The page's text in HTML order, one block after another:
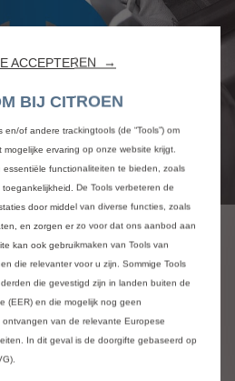
ACCEPTEREN →
BIJ CITROEN
of andere trackingtools (de “Tools”) om
ervaring op onze website krijgt.
functionaliteiten te bieden, zoals
De Tools verbeteren de
door middel van diverse functies, zoals
en zorgen er zo voor dat ons aanbod aan
kan ook gebruikmaken van Tools van
die relevanter voor u zijn. Sommige Tools
die gevestigd zijn in landen buiten de
(EER) en die mogelijk nog geen
van de relevante Europese
In dit geval is de doorgifte gebaseerd op